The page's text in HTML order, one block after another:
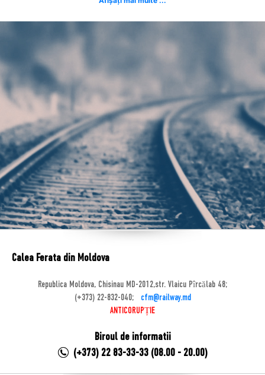
Calea Ferata din Moldova
Republica Moldova, Chisinau MD-2012,str. Vlaicu Pîrcălab 48;
(+373) 22-832-040;
cfm@railway.md
ANTICORUPȚIE
Biroul de informatii
(+373) 22 83-33-33 (08.00 - 20.00)